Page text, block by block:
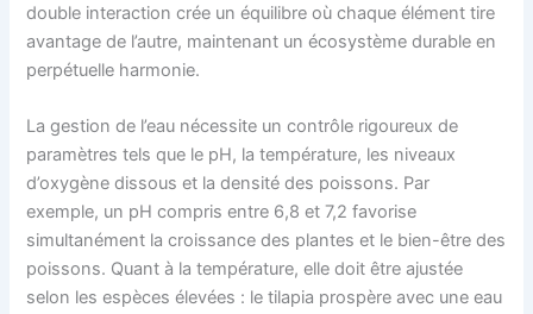
double interaction crée un équilibre où chaque élément tire
avantage de l’autre, maintenant un écosystème durable en
perpétuelle harmonie.
La gestion de l’eau nécessite un contrôle rigoureux de
paramètres tels que le pH, la température, les niveaux
d’oxygène dissous et la densité des poissons. Par
exemple, un pH compris entre 6,8 et 7,2 favorise
simultanément la croissance des plantes et le bien-être des
poissons. Quant à la température, elle doit être ajustée
selon les espèces élevées : le tilapia prospère avec une eau